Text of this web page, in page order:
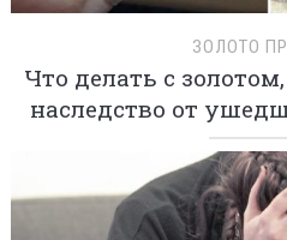
ЗОЛОТО
Что делать с
наследство от